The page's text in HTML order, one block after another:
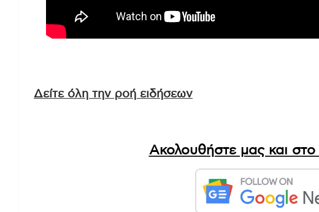
Δείτε όλη την ροή ειδήσεων
Ακολουθήστε μας και